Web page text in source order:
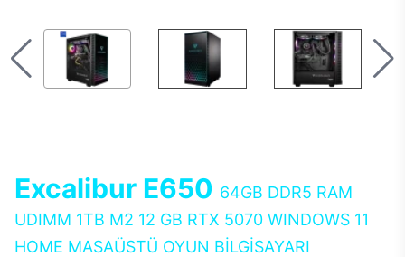
Excalibur E650 64GB DDR5 RAM
UDIMM 1TB M2 12 GB RTX 5070 WINDOWS 11
HOME MASAÜSTÜ OYUN BİLGİSAYARI